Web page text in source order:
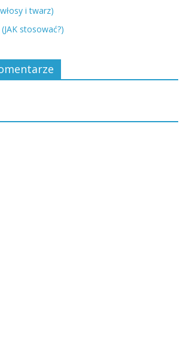
i twarz)
stosować?)